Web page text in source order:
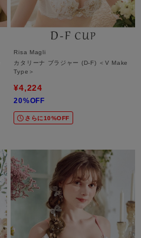
Risa Magli
カタリーナ ブラジャー (D-F) ＜V Make
Type＞
¥4,224
20%OFF
さらに10%OFF